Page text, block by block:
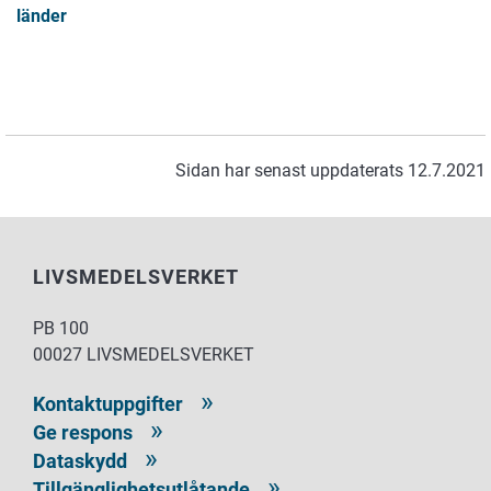
länder
Sidan har senast uppdaterats 12.7.2021
LIVSMEDELSVERKET
PB 100
00027 LIVSMEDELSVERKET
Kontaktuppgifter
Ge respons
Dataskydd